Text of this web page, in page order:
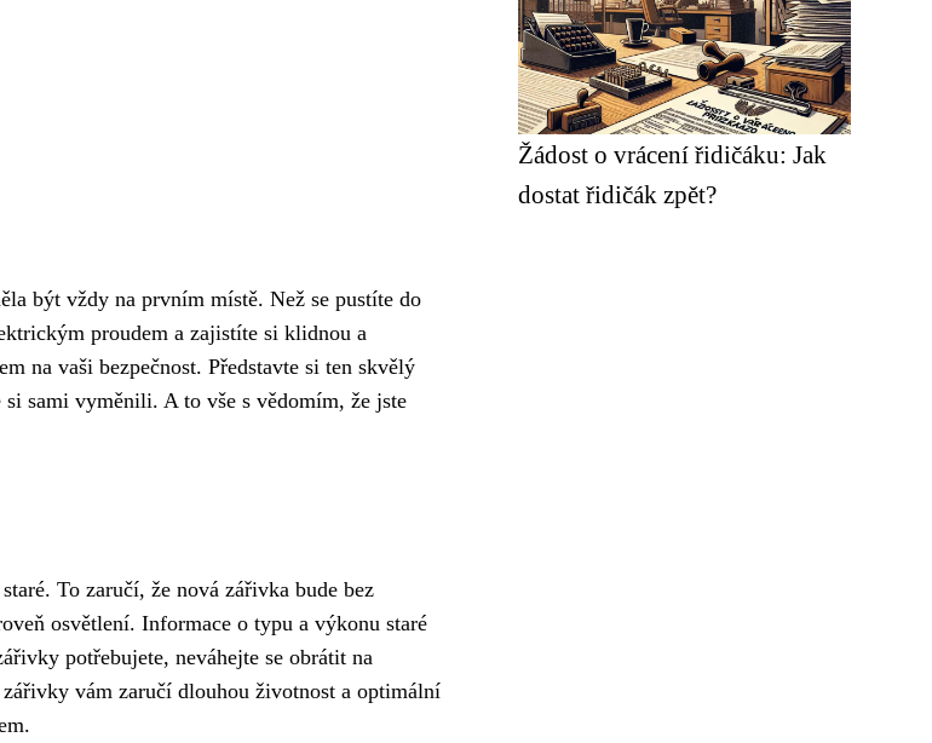
být vždy na prvním místě. Než se pustíte do
proudem a zajistíte si klidnou a
na vaši bezpečnost. Představte si ten skvělý
sami vyměnili. A to vše s vědomím, že jste
To zaručí, že nová zářivka bude bez
osvětlení. Informace o typu a výkonu staré
potřebujete, neváhejte se obrátit na
vám zaručí dlouhou životnost a optimální
Žádost o vrácení řidičáku: Jak
dostat řidičák zpět?